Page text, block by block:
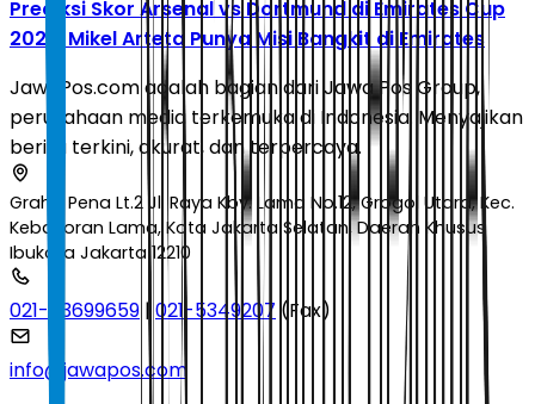
Prediksi Skor Arsenal vs Dortmund di Emirates Cup
2026: Mikel Arteta Punya Misi Bangkit di Emirates
JawaPos.com adalah bagian dari Jawa Pos Group,
perusahaan media terkemuka di Indonesia. Menyajikan
berita terkini, akurat, dan terpercaya.
Graha Pena Lt.2 Jl. Raya Kby. Lama No.12, Grogol Utara, Kec.
Kebayoran Lama, Kota Jakarta Selatan, Daerah Khusus
Ibukota Jakarta 12210
021-53699659 | 021-5349207 (Fax)
info@jawapos.com